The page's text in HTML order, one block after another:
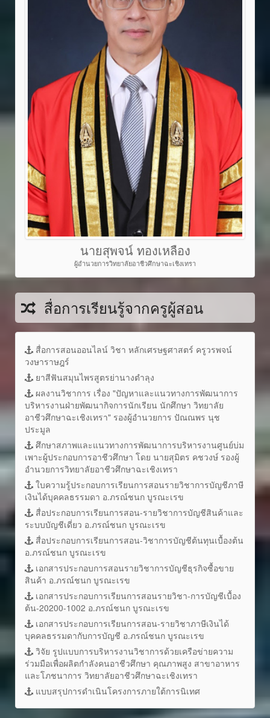
นายสุพจน์ ทองเหลือง
ผู้อำนวยการวิทยาลัยอาชีวศึกษาฉะเชิงเทรา
สื่อการเรียนรู้จากครูผู้สอน
สื่อการสอนออนไลน์ วิชา หลักเศรษฐศาสตร์ ครูวรพจน์
วงษาราษฎร์
ยาสีฟันสมุนไพรสูตรย่านางตำลุง
ผลงานวิชาการ เรื่อง "ปัญหาและแนวทางการพัฒนาการ
บริหารงานฝ่ายพัฒนากิจการนักเรียน นักศึกษา วิทยาลัย
อาชีวศึกษาฉะเชิงเทรา" รองผู้อำนวยการ ปัณณพร นุช
ประมูล
ศึกษาสภาพและแนวทางการพัฒนาการบริหารงานศูนย์บ่ม
เพาะผู้ประกอบการอาชีวศึกษา โดย นายสุมิตร คชวงษ์ รองผู้
อำนวยการวิทยาลัยอาชีวศึกษาฉะเชิงเทรา
ใบความรู้ประกอบการเรียนการสอนรายวิชาการบัญชีภาษี
เงินได้บุคคลธรรมดา อ.ภรณ์ชนก บูรณะเรข
สื่อประกอบการเรียนการสอน-รายวิชาการบัญชีสินค้าและ
ระบบบัญชีเดี่ยว อ.ภรณ์ชนก บูรณะเรข
สื่อประกอบการเรียนการสอน-วิชาการบัญชีต้นทุนเบื้องต้น
อ.ภรณ์ชนก บูรณะเรข
เอกสารประกอบการสอนรายวิชาการบัญชีธุรกิจซื้อขาย
สินค้า อ.ภรณ์ชนก บูรณะเรข
เอกสารประกอบการเรียนการสอนรายวิชา-การบัญชีเบื้อง
ต้น-20200-1002 อ.ภรณ์ชนก บูรณะเรข
เอกสารประกอบการเรียนการสอน-รายวิชาภาษีเงินได้
บุคคลธรรมดากับการบัญชี อ.ภรณ์ชนก บูรณะเรข
วิจัย รูปแบบการบริหารงานวิชาการด้วยเครือข่ายความ
ร่วมมือเพื่อผลิตกำลังคนอาชีวศึกษา คุณภาพสูง สาขาอาหาร
และโภชนาการ วิทยาลัยอาชีวศึกษาฉะเชิงเทรา
แบบสรุปการดำเนินโครงการภายใต้การนิเทศ